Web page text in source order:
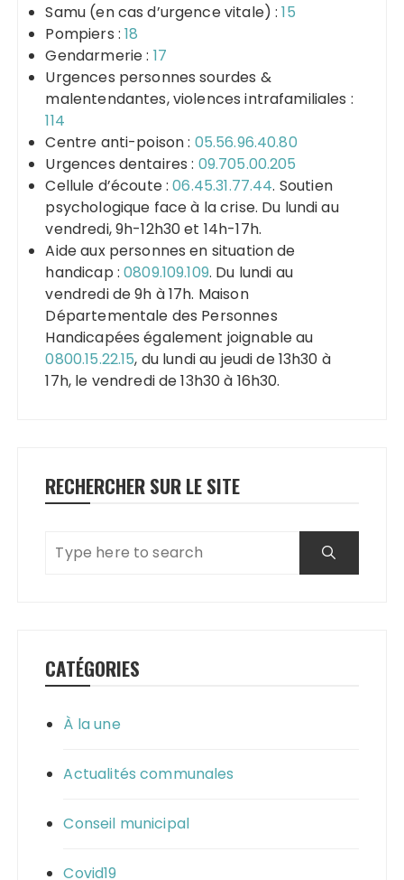
Samu (en cas d’urgence vitale) :15
Pompiers :18
Gendarmerie : 17
Urgences personnes sourdes &
malentendantes, violences intrafamiliales :
114
Centre anti-poison : 05.56.96.40.80
Urgences dentaires : 09.705.00.205
Cellule d’écoute :06.45.31.77.44. Soutien
psychologique face à la crise. Du lundi au
vendredi, 9h-12h30 et 14h-17h.
Aide aux personnes en situation de
handicap :0809.109.109. Du lundi au
vendredi de 9h à 17h. Maison
Départementale des Personnes
Handicapées également joignable au
0800.15.22.15, du lundi au jeudi de 13h30 à
17h, le vendredi de 13h30 à 16h30.
RECHERCHER SUR LE SITE
CATÉGORIES
À la une
Actualités communales
Conseil municipal
Covid19